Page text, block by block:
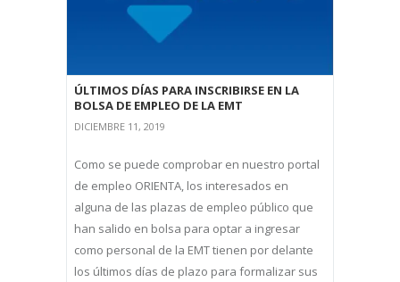
ÚLTIMOS DÍAS PARA INSCRIBIRSE EN LA
BOLSA DE EMPLEO DE LA EMT
DICIEMBRE 11, 2019
Como se puede comprobar en nuestro portal
de empleo ORIENTA, los interesados en
alguna de las plazas de empleo público que
han salido en bolsa para optar a ingresar
como personal de la EMT tienen por delante
los últimos días de plazo para formalizar sus